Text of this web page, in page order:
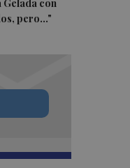
Gelada con
pero..."